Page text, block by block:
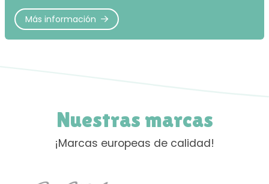
Más información
Nuestras marcas
¡Marcas europeas de calidad!